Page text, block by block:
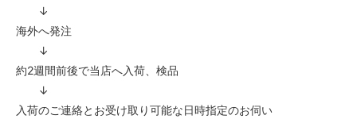
↓
海外へ発注
↓
約2週間前後で当店へ入荷、検品
↓
入荷のご連絡とお受け取り可能な日時指定のお伺い